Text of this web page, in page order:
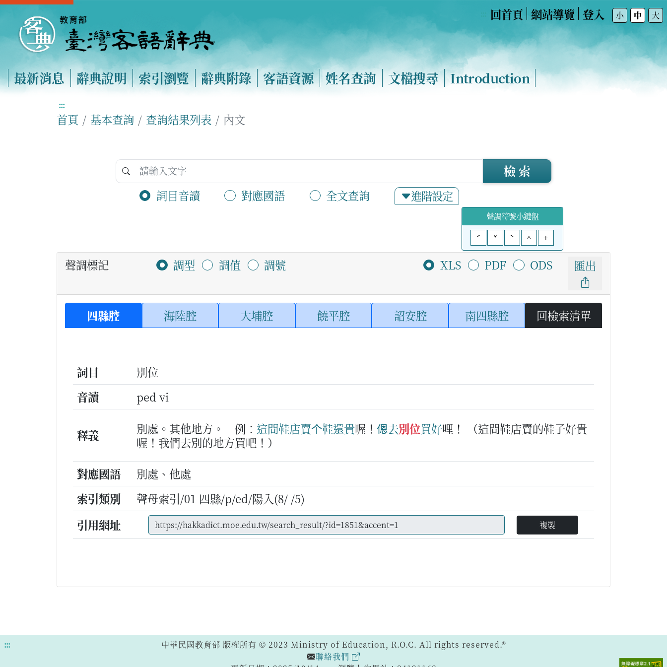
回首頁 網站導覽 登入 小 中 大
最新消息 辭典說明 索引瀏覽 辭典附錄 客語資源 姓名查詢 文檔搜尋 Introduction
:::
首頁 基本查詢 查詢結果列表 內文
詞目音讀 對應國語 全文查詢 進階設定
檢 索
聲調符號小鍵盤
ˊ
ˇ ˋ ^ +
聲調標記 調型 調值 調號 XLS PDF ODS 匯出
四縣腔 海陸腔 大埔腔 饒平腔 詔安腔 南四縣腔 回檢索清單
詞目
別位
音讀
ped vi
釋義 別處。其他地方。 例： 這間鞋店賣个鞋還貴喔！ 𫣆去別位買好哩！
（這間鞋店賣的鞋子好貴
喔！我們去別的地方買吧！）
對應國語
別處、他處
索引類別
聲母索引/01 四縣/p/ed/陽入(8/ /5)
引用網址
複製
:::
中華民國教育部 版權所有 © 2023 Ministry of Education, R.O.C. All rights reserved.®
聯絡我們